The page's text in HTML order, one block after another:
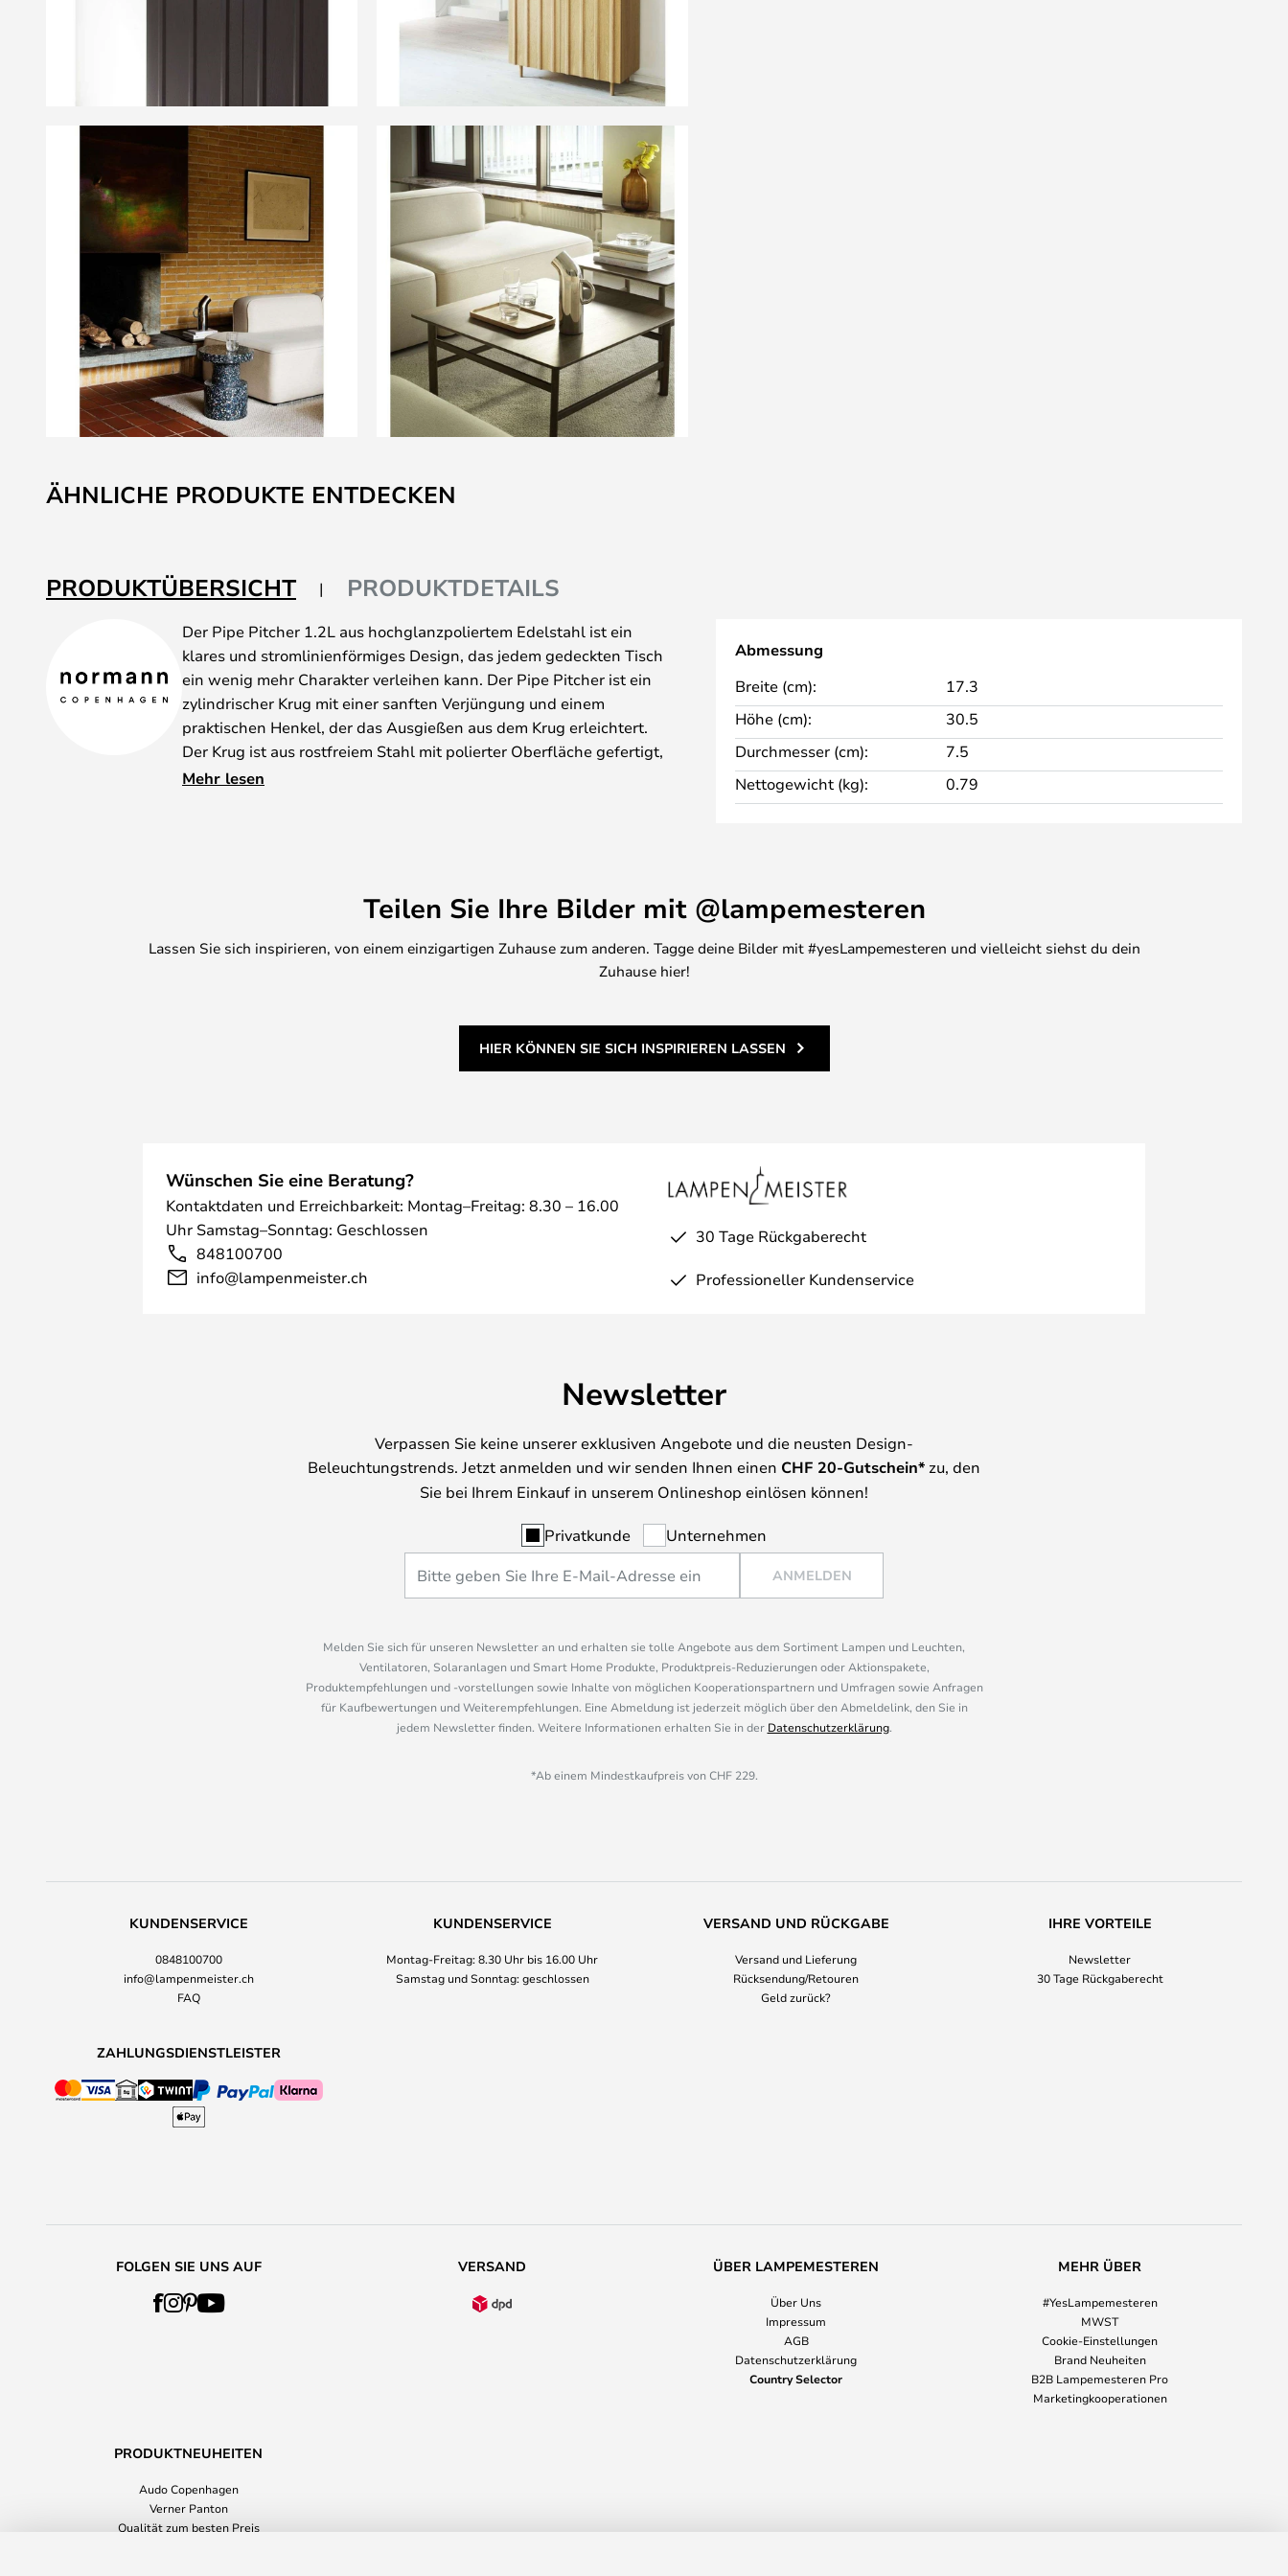
Anfang
der
ÄHNLICHE PRODUKTE ENTDECKEN
PRODUKTÜBERSICHT PRODUKTDETAILS
Der Pipe Pitcher 1.2L aus hochglanzpoliertem Edelstahl ist ein
klares und stromlinienförmiges Design, das jedem gedeckten Tisch
ein wenig mehr Charakter verleihen kann. Der Pipe Pitcher ist ein
zylindrischer Krug mit einer sanften Verjüngung und einem
praktischen Henkel, der das Ausgießen aus dem Krug erleichtert.
Der Krug ist aus rostfreiem Stahl mit polierter Oberfläche gefertigt,
so dass er überall gut sichtbar ist, wo er aufgestellt wird. Der Krug
Mehr lesen
Abmessung
Breite (cm):
17.3
Höhe (cm):
30.5
Durchmesser (cm):
7.5
Nettogewicht (kg):
0.79
Teilen Sie Ihre Bilder mit @lampemesteren
Lassen Sie sich inspirieren, von einem einzigartigen Zuhause zum anderen. Tagge deine Bilder mit #yesLampemesteren und vielleicht siehst du dein
Zuhause hier!
HIER KÖNNEN SIE SICH INSPIRIEREN LASSEN
Wünschen Sie eine Beratung?
Kontaktdaten und Erreichbarkeit: Montag–Freitag: 8.30 – 16.00
Uhr Samstag–Sonntag: Geschlossen
848100700
info@lampenmeister.ch
30 Tage Rückgaberecht
Professioneller Kundenservice
Newsletter
Verpassen Sie keine unserer exklusiven Angebote und die neusten Design-
Beleuchtungstrends. Jetzt anmelden und wir senden Ihnen einen CHF 20-Gutschein* zu, den
Sie bei Ihrem Einkauf in unserem Onlineshop einlösen können!
Privatkunde Unternehmen
ANMELDEN
Melden Sie sich für unseren Newsletter an und erhalten sie tolle Angebote aus dem Sortiment Lampen und Leuchten,
Ventilatoren, Solaranlagen und Smart Home Produkte, Produktpreis-Reduzierungen oder Aktionspakete,
Produktempfehlungen und -vorstellungen sowie Inhalte von möglichen Kooperationspartnern und Umfragen sowie Anfragen
für Kaufbewertungen und Weiterempfehlungen. Eine Abmeldung ist jederzeit möglich über den Abmeldelink, den Sie in
jedem Newsletter finden. Weitere Informationen erhalten Sie in der Datenschutzerklärung.
*Ab einem Mindestkaufpreis von CHF 229.
KUNDENSERVICE
0848100700
info@lampenmeister.ch
FAQ
KUNDENSERVICE
Montag-Freitag: 8.30 Uhr bis 16.00 Uhr
Samstag und Sonntag: geschlossen
VERSAND UND RÜCKGABE
Versand und Lieferung
Rücksendung/Retouren
Geld zurück?
IHRE VORTEILE
Newsletter
30 Tage Rückgaberecht
ZAHLUNGSDIENSTLEISTER
FOLGEN SIE UNS AUF VERSAND ÜBER LAMPEMESTEREN
Über Uns
Impressum
AGB
Datenschutzerklärung
Country Selector
MEHR ÜBER
#YesLampemesteren
MWST
Cookie-Einstellungen
Brand Neuheiten
B2B Lampemesteren Pro
Marketingkooperationen
PRODUKTNEUHEITEN
Audo Copenhagen
Verner Panton
Qualität zum besten Preis